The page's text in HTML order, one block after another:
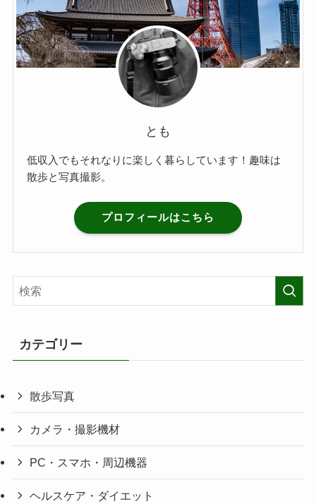
とも
低収入でもそれなりに楽しく暮らしています！趣味は
散歩と写真撮影。
プロフィールはこちら
カテゴリー
散歩写真
カメラ・撮影機材
PC・スマホ・周辺機器
ヘルスケア・ダイエット